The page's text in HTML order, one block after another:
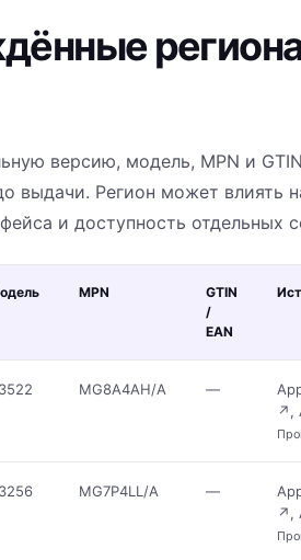
версию, модель, MPN и
выдачи. Регион может влиять
и доступность отдельных
MPN
GTIN
/
EAN
MG8A4AH/A —
↗,
MG7P4LL/A —
↗,